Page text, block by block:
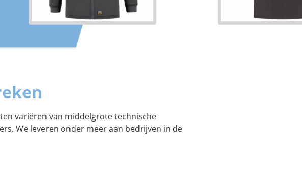
variëren van middelgrote technische
We leveren onder meer aan bedrijven in de